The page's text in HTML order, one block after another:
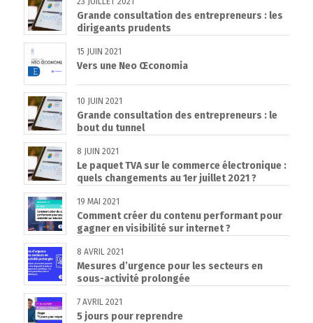
Grande consultation des entrepreneurs : les
dirigeants prudents
15 JUIN 2021
Vers une Neo Œconomia
10 JUIN 2021
Grande consultation des entrepreneurs : le
bout du tunnel
8 JUIN 2021
Le paquet TVA sur le commerce électronique :
quels changements au 1er juillet 2021 ?
19 MAI 2021
Comment créer du contenu performant pour
gagner en visibilité sur internet ?
8 AVRIL 2021
Mesures d’urgence pour les secteurs en
sous-activité prolongée
7 AVRIL 2021
5 jours pour reprendre